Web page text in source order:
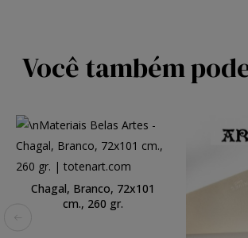
Você também
Chagal, Branco, 72x101
cm., 260 gr.